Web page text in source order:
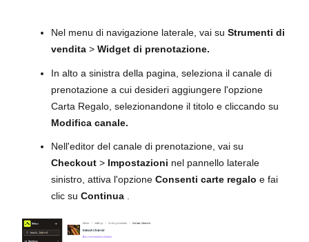
Nel menu di navigazione laterale, vai su Strumenti di
vendita > Widget di prenotazione.
In alto a sinistra della pagina, seleziona il canale di
prenotazione a cui desideri aggiungere l'opzione
Carta Regalo, selezionandone il titolo e cliccando su
Modifica canale.
Nell'editor del canale di prenotazione, vai su
Checkout > Impostazioni nel pannello laterale
sinistro, attiva l'opzione Consenti carte regalo e fai
clic su Continua